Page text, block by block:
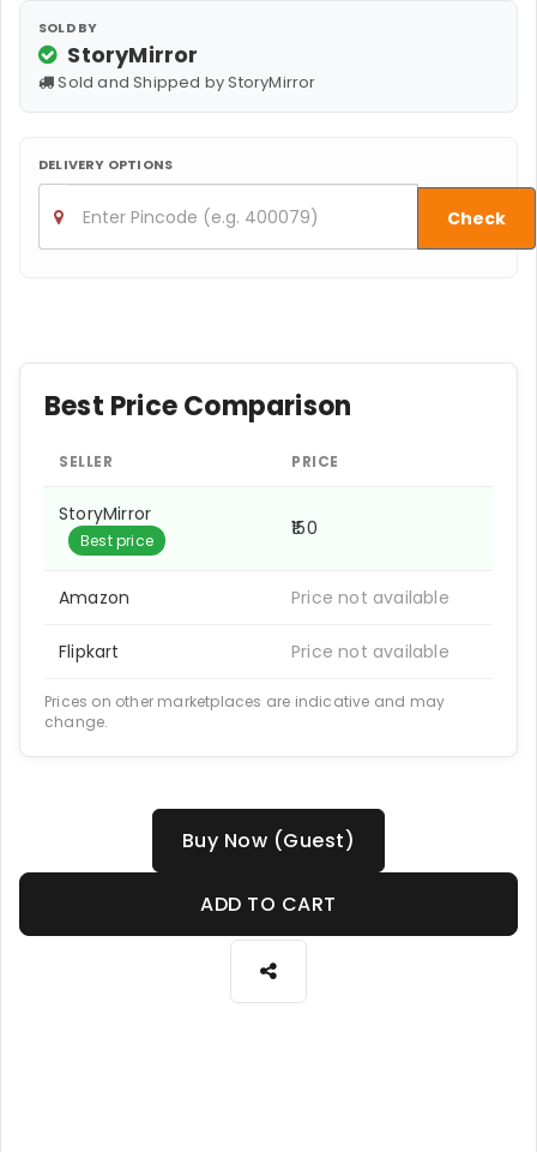
SOLD BY
StoryMirror
Sold and Shipped by StoryMirror
DELIVERY OPTIONS
Check
Best Price Comparison
SELLER PRICE
StoryMirror
Best price
₹150
Amazon Price not available
Flipkart Price not available
Prices on other marketplaces are indicative and may
change.
Buy Now (Guest)
ADD TO CART